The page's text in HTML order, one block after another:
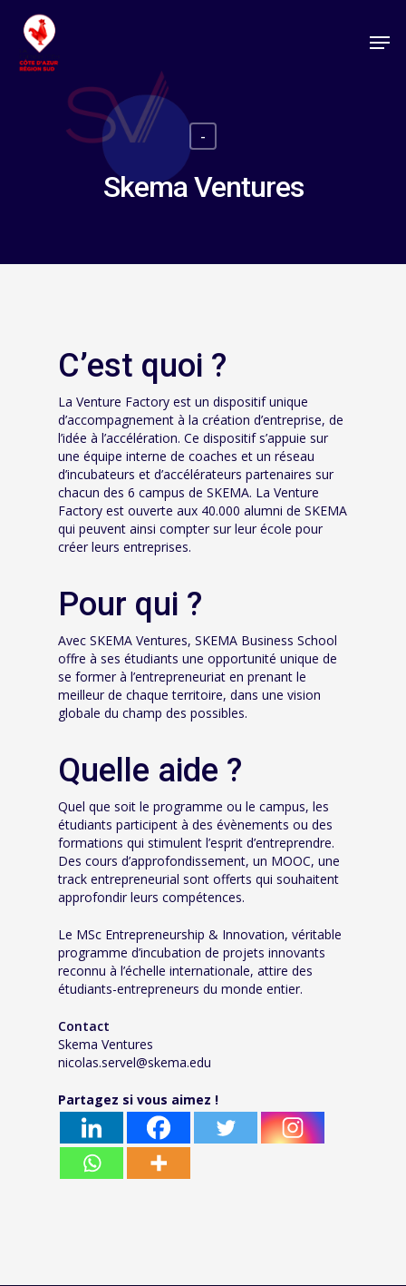
-
Skema Ventures
C’est quoi ?
La Venture Factory est un dispositif unique
d’accompagnement à la création d’entreprise, de
l’idée à l’accélération. Ce dispositif s’appuie sur
une équipe interne de coaches et un réseau
d’incubateurs et d’accélérateurs partenaires sur
chacun des 6 campus de SKEMA. La Venture
Factory est ouverte aux 40.000 alumni de SKEMA
qui peuvent ainsi compter sur leur école pour
créer leurs entreprises.
Pour qui ?
Avec SKEMA Ventures, SKEMA Business School
offre à ses étudiants une opportunité unique de
se former à l’entrepreneuriat en prenant le
meilleur de chaque territoire, dans une vision
globale du champ des possibles.
Quelle aide ?
Quel que soit le programme ou le campus, les
étudiants participent à des évènements ou des
formations qui stimulent l’esprit d’entreprendre.
Des cours d’approfondissement, un MOOC, une
track entrepreneurial sont offerts qui souhaitent
approfondir leurs compétences.
Le MSc Entrepreneurship & Innovation, véritable
programme d’incubation de projets innovants
reconnu à l’échelle internationale, attire des
étudiants-entrepreneurs du monde entier.
Contact
Skema Ventures
nicolas.servel@skema.edu
Partagez si vous aimez !